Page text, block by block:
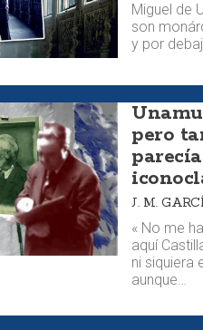
Miguel de
son
y por
pero
J. M.
« No me
aquí
ni siquiera
aunque…